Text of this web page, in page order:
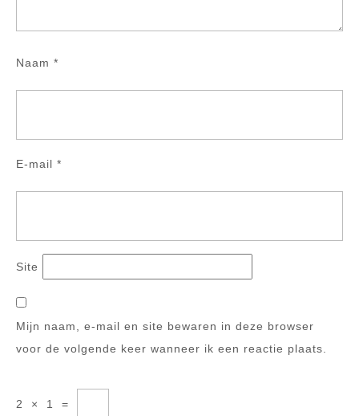
Naam *
E-mail *
Site
Mijn naam, e-mail en site bewaren in deze browser
voor de volgende keer wanneer ik een reactie plaats.
2 × 1 =